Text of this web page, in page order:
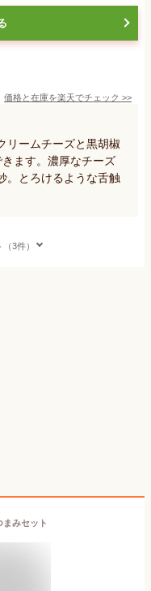
価格と在庫を楽天でチェック >>
リームチーズと黒胡椒
ます。濃厚なチーズ
。とろけるような舌触
3件）
まみセット